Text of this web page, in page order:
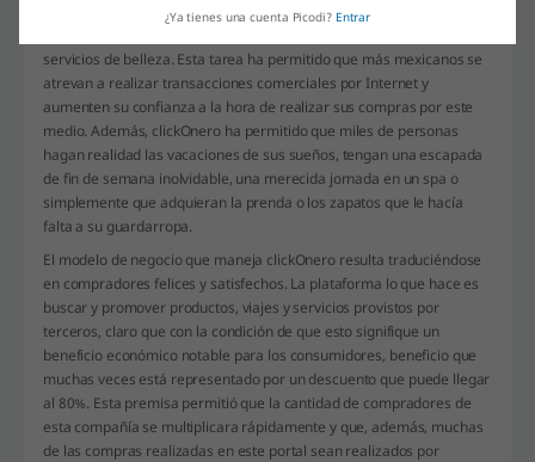
ofertas y descuentos para adquirir viajes, una gran diversidad de
servicios de belleza. Esta tarea ha permitido que más mexicanos se
atrevan a realizar transacciones comerciales por Internet y
aumenten su confianza a la hora de realizar sus compras por este
medio. Además, clickOnero ha permitido que miles de personas
hagan realidad las vacaciones de sus sueños, tengan una escapada
de fin de semana inolvidable, una merecida jornada en un spa o
simplemente que adquieran la prenda o los zapatos que le hacía
falta a su guardarropa.
El modelo de negocio que maneja clickOnero resulta traduciéndose
en compradores felices y satisfechos. La plataforma lo que hace es
buscar y promover productos, viajes y servicios provistos por
terceros, claro que con la condición de que esto signifique un
beneficio económico notable para los consumidores, beneficio que
muchas veces está representado por un descuento que puede llegar
al 80%. Esta premisa permitió que la cantidad de compradores de
esta compañía se multiplicara rápidamente y que, además, muchas
de las compras realizadas en este portal sean realizados por
¿Ya tienes una cuenta Picodi? Entrar